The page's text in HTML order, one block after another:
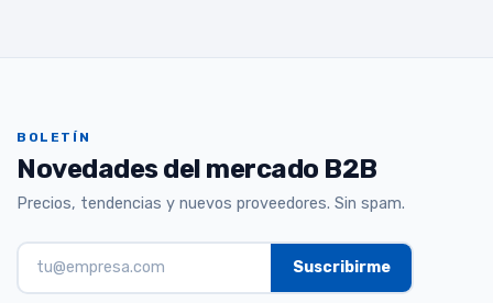
BOLETÍN
Novedades del mercado B2B
Precios, tendencias y nuevos proveedores. Sin spam.